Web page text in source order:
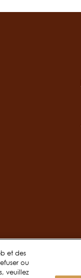
et des
ou
veuillez